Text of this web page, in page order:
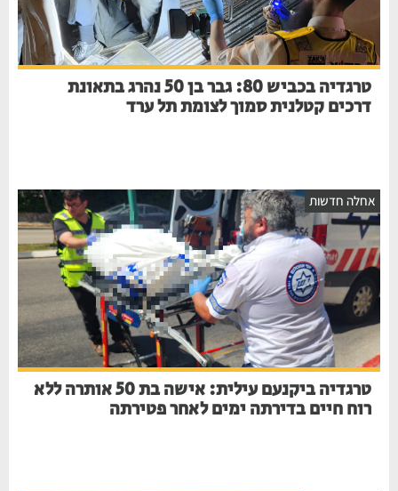
טרגדיה בכביש 80: גבר בן 50 נהרג בתאונת
דרכים קטלנית סמוך לצומת תל ערד
אחלה חדשות
טרגדיה ביקנעם עילית: אישה בת 50 אותרה ללא
רוח חיים בדירתה ימים לאחר פטירתה